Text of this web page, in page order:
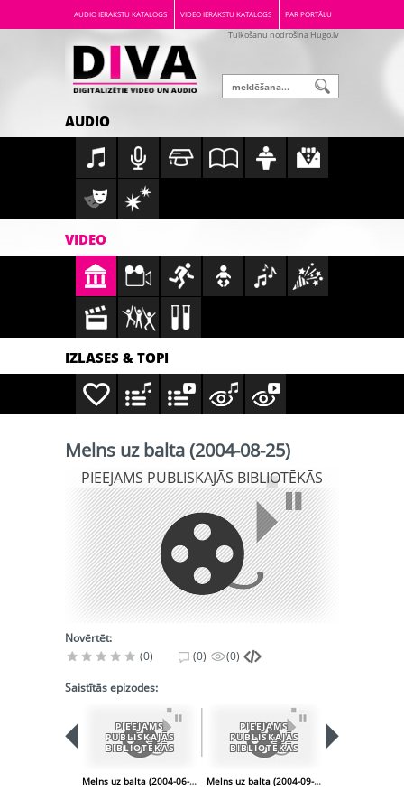
AUDIO IERAKSTU KATALOGS VIDEO IERAKSTU KATALOGS PAR PORTĀLU
Tulkošanu nodrošina Hugo.lv
AUDIO
VIDEO
IZLASES & TOPI
Melns uz balta (2004-08-25)
PIEEJAMS PUBLISKAJĀS BIBLIOTĒKĀS
Novērtēt:
(0)
(0) (0)
Saistītās epizodes:
PIEEJAMS
PUBLISKAJĀS
BIBLIOTĒKĀS
Melns uz balta (2004-06-16)
PIEEJAMS
PUBLISKAJĀS
BIBLIOTĒKĀS
Melns uz balta (2004-09-15)